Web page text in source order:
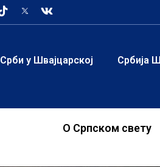
Срби у Швајцарској Србија
О Српском свету